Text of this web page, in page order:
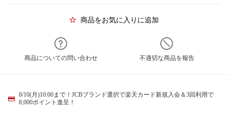
商品をお気に入りに追加
商品についての問い合わせ 不適切な商品を報告
8/10(月)10:00まで！JCBブランド選択で楽天カード新規入会＆3回利用で
8,000ポイント進呈！